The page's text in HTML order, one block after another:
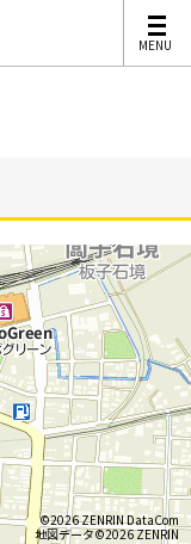
MENU
MENU
©2026 ZENRIN DataCom
地図データ©2026 ZENRIN